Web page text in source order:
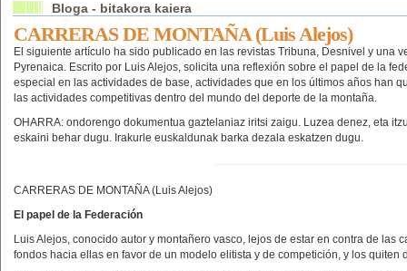
Bloga - bitakora kaiera
CARRERAS DE MONTAÑA (Luis Alejos)
El siguiente artículo ha sido publicado en las revistas Tribuna, Desnivel y una
Pyrenaica. Escrito por Luis Alejos, solicita una reflexión sobre el papel de la
especial en las actividades de base, actividades que en los últimos años han
las actividades competitivas dentro del mundo del deporte de la montaña.
OHARRA: ondorengo dokumentua gaztelaniaz iritsi zaigu. Luzea denez, eta
eskaini behar dugu. Irakurle euskaldunak barka dezala eskatzen dugu.
CARRERAS DE MONTAÑA (Luis Alejos)
El papel de la Federación
Luis Alejos, conocido autor y montañero vasco, lejos de estar en contra de las
fondos hacia ellas en favor de un modelo elitista y de competición, y los quiten